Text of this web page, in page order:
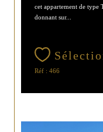
cet appartement de type
donnant sur...
Réf : 466